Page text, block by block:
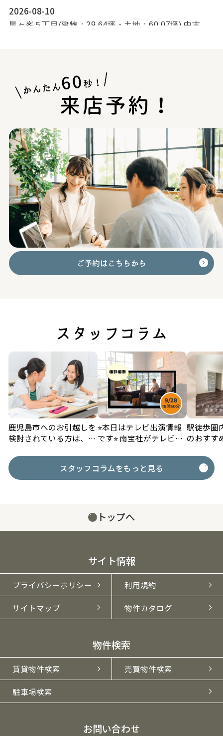
2026-08-10
星ヶ峯５丁目(建物：29.64坪・土地：60.07坪) 中古
2026-08-10
田上台3丁目(建物：28.83坪・土地：51.09坪) 新築
2026-08-10
田上3丁目(建物：22.9坪・土地：22.46坪)新築住宅
2026-08-10
真砂本町(建物：25.23坪・土地：31.5坪)新築住宅
2026-08-10
中山2丁目(建物：24.01坪・土地：30.27坪) 新築住
宅
2026-08-10
桜ヶ丘6丁目(建物：27.68坪・土地：36.14坪)新築住
鹿児島市へのお引越しを
検討されている方は、地
校について関心をお持ち
かと思い...
⭐︎本日はテレビ出演情報
です⭐︎ 南宝社がテレビ出
♪...
駅徒歩圏
のおすすめ
スタッフコラムをもっと見る
トップへ
サイト情報
プライバシーポリシー 利用規約
サイトマップ 物件カタログ
物件検索
賃貸物件検索 売買物件検索
駐車場検索
お問い合わせ